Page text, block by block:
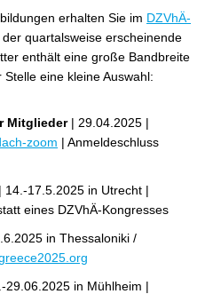
erhalten Sie im DZVhÄ-
der quartalsweise erscheinende
enthält eine große Bandbreite
eine kleine Auswahl:
Mitglieder | 29.04.2025 |
zoom | Anmeldeschluss
| 14.-17.5.2025 in Utrecht |
eines DZVhÄ-Kongresses
in Thessaloniki /
29.06.2025 in Mühlheim |